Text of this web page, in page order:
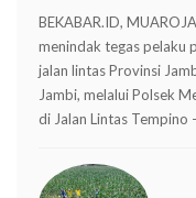
BEKABAR.ID,
menindak tegas pelaku
jalan lintas Provinsi
Jambi, melalui Polsek
di Jalan Lintas Tempino